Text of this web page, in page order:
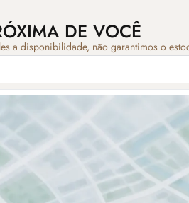
DE VOCÊ
a disponibilidade, não garantimos o